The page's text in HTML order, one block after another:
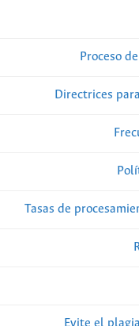
Proceso
Directrices
Tasas de